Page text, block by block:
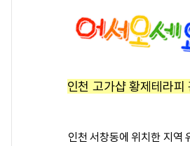
인천 고가샵 황제테라피
인천 서창동에 위치한 지역